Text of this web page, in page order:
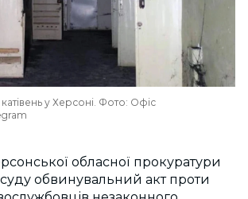
у Херсоні. Фото: Офіс
обласної прокуратури
обвинувальний акт проти